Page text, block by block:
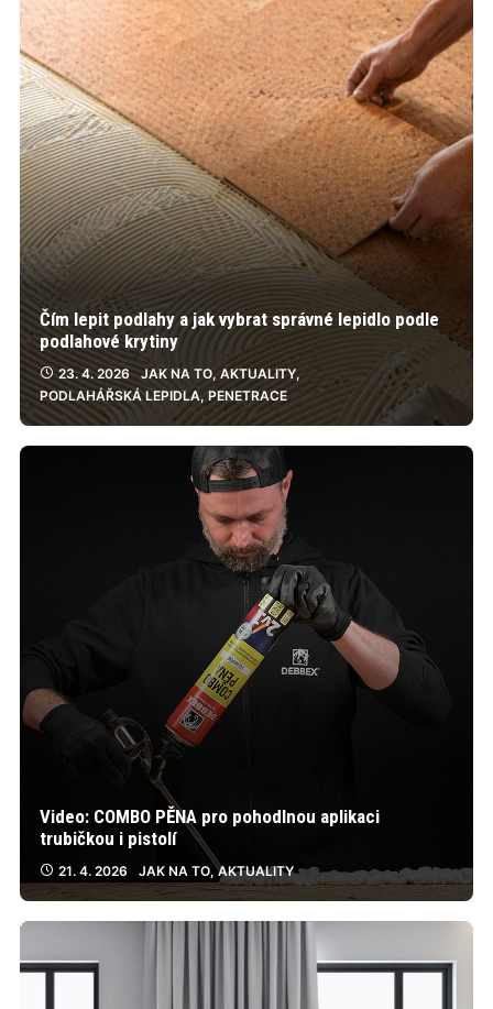
Čím lepit podlahy a jak vybrat správné lepidlo podle
podlahové krytiny
23. 4. 2026 JAK NA TO, AKTUALITY,
PODLAHÁŘSKÁ LEPIDLA, PENETRACE
Video: COMBO PĚNA pro pohodlnou aplikaci
trubičkou i pistolí
21. 4. 2026 JAK NA TO, AKTUALITY